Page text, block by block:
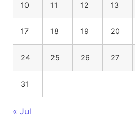
10 11 12 13
17 18 19 20
24 25 26 27
31
« Jul